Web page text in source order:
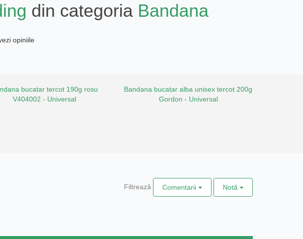
din categoria Bandana
opiniile
bucatar tercot 190g rosu
V404002 - Universal
Bandana bucatar alba unisex tercot 200g
Gordon - Universal
Filtrează Comentarii Notă